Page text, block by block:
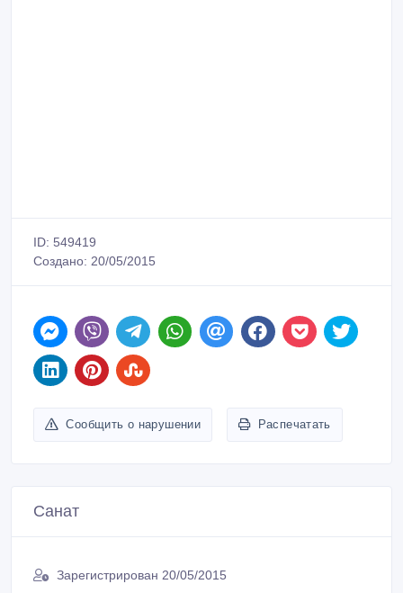
ID: 549419
Создано: 20/05/2015
Сообщить о нарушении Распечатать
Санат
Зарегистрирован 20/05/2015